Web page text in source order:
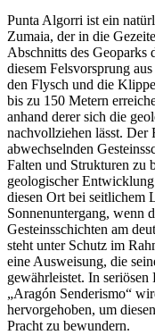
Punta Algorri ist ein
Zumaia, der in die
Abschnitts des Geoparks
diesem Felsvorsprung
den Flysch und die
bis zu 150 Metern
anhand derer sich die
nachvollziehen lässt. Der
abwechselnden
Falten und Strukturen zu
geologischer
diesen Ort bei seitlichem
Sonnenuntergang, wenn
Gesteinsschichten am
steht unter Schutz im
eine Ausweisung, die
gewährleistet. In seriösen
„Aragón Senderismo“
hervorgehoben, um
Pracht zu bewundern.